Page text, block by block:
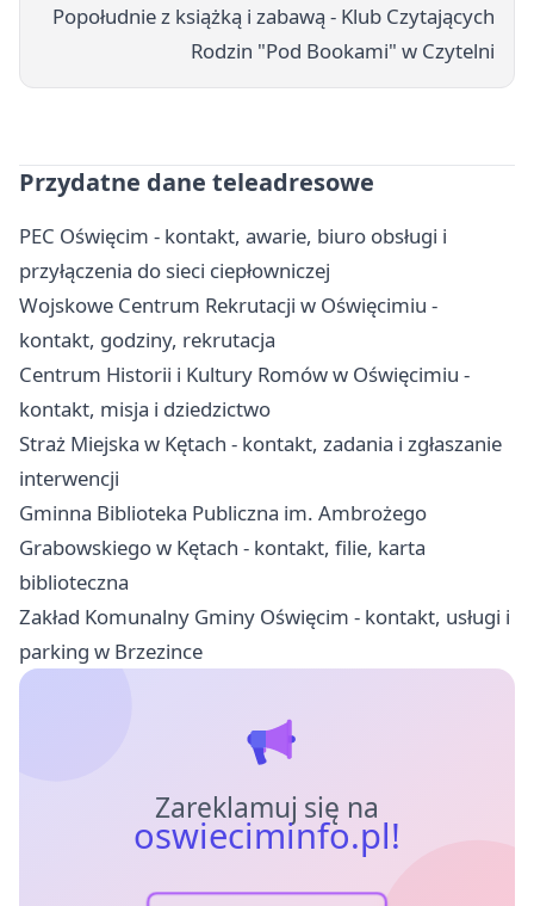
Popołudnie z książką i zabawą - Klub Czytających
Rodzin "Pod Bookami" w Czytelni
Przydatne dane teleadresowe
PEC Oświęcim - kontakt, awarie, biuro obsługi i
przyłączenia do sieci ciepłowniczej
Wojskowe Centrum Rekrutacji w Oświęcimiu -
kontakt, godziny, rekrutacja
Centrum Historii i Kultury Romów w Oświęcimiu -
kontakt, misja i dziedzictwo
Straż Miejska w Kętach - kontakt, zadania i zgłaszanie
interwencji
Gminna Biblioteka Publiczna im. Ambrożego
Grabowskiego w Kętach - kontakt, filie, karta
biblioteczna
Zakład Komunalny Gminy Oświęcim - kontakt, usługi i
parking w Brzezince
Zareklamuj się na
oswieciminfo.pl!